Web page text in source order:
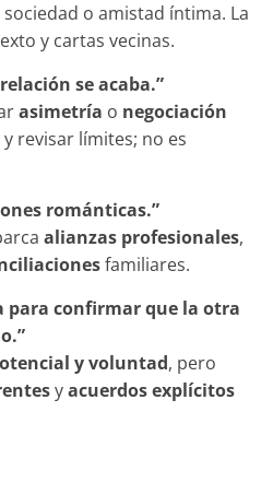
o amistad íntima. La
y cartas vecinas.
se acaba.”
asimetría o negociación
y revisar límites; no es
románticas.”
alianzas profesionales,
familiares.
para confirmar que la otra
y voluntad, pero
yacuerdos explícitos